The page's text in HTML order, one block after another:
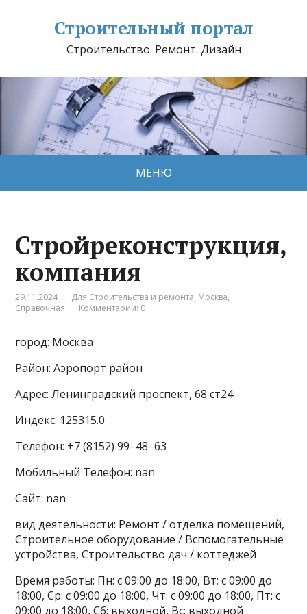
Строительный портал
Строительство. Ремонт. Дизайн
МЕНЮ
Стройреконструкция,
компания
29.11.2024 Для Строительства и ремонта, Москва,
Справочная
Комментарии: 0
город: Москва
Район: Аэропорт район
Адрес: Ленинградский проспект, 68 ст24
Индекс: 125315.0
Телефон: +7 (8152) 99‒48‒63
Мобильный Телефон: nan
Сайт: nan
вид деятельности: Ремонт / отделка помещений,
Строительное оборудование / Вспомогательные
устройства, Строительство дач / коттеджей
Время работы: Пн: с 09:00 до 18:00, Вт: с 09:00 до
18:00, Ср: с 09:00 до 18:00, Чт: с 09:00 до 18:00, Пт: с
09:00 до 18:00, Сб: выходной, Вс: выходной